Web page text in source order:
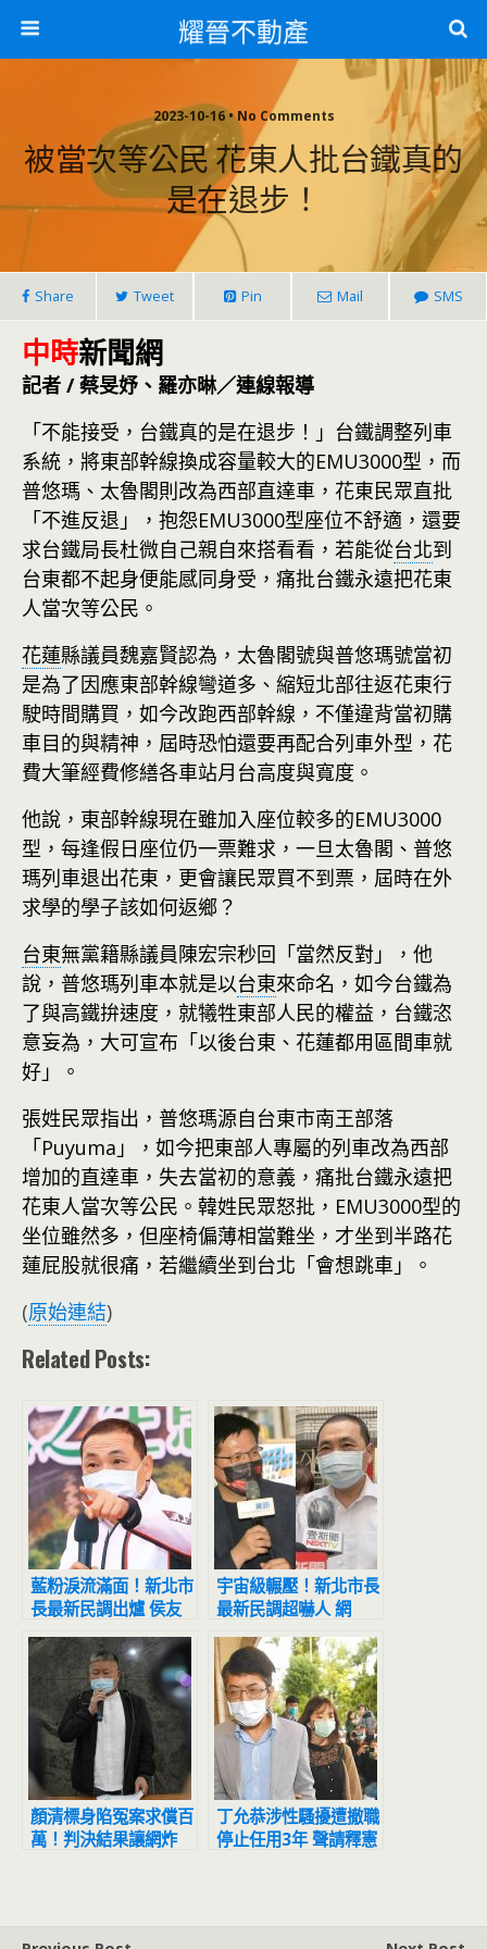
耀晉不動產
2023-10-16 • No Comments
被當次等公民 花東人批台鐵真的
是在退步！
Share Tweet Pin Mail SMS
中時新聞網
記者 / 蔡旻妤、羅亦晽／連線報導
「不能接受，台鐵真的是在退步！」台鐵調整列車
系統，將東部幹線換成容量較大的EMU3000型，而
普悠瑪、太魯閣則改為西部直達車，花東民眾直批
「不進反退」，抱怨EMU3000型座位不舒適，還要
求台鐵局長杜微自己親自來搭看看，若能從台北到
台東都不起身便能感同身受，痛批台鐵永遠把花東
人當次等公民。
花蓮縣議員魏嘉賢認為，太魯閣號與普悠瑪號當初
是為了因應東部幹線彎道多、縮短北部往返花東行
駛時間購買，如今改跑西部幹線，不僅違背當初購
車目的與精神，屆時恐怕還要再配合列車外型，花
費大筆經費修繕各車站月台高度與寬度。
他說，東部幹線現在雖加入座位較多的EMU3000
型，每逢假日座位仍一票難求，一旦太魯閣、普悠
瑪列車退出花東，更會讓民眾買不到票，屆時在外
求學的學子該如何返鄉？
台東無黨籍縣議員陳宏宗秒回「當然反對」，他
說，普悠瑪列車本就是以台東來命名，如今台鐵為
了與高鐵拚速度，就犧牲東部人民的權益，台鐵恣
意妄為，大可宣布「以後台東、花蓮都用區間車就
好」。
張姓民眾指出，普悠瑪源自台東市南王部落
「Puyuma」，如今把東部人專屬的列車改為西部
增加的直達車，失去當初的意義，痛批台鐵永遠把
花東人當次等公民。韓姓民眾怒批，EMU3000型的
坐位雖然多，但座椅偏薄相當難坐，才坐到半路花
蓮屁股就很痛，若繼續坐到台北「會想跳車」。
(原始連結)
Related Posts:
藍粉淚流滿面！新北市
長最新民調出爐 侯友
宜超震撼
宇宙級輾壓！新北市長
最新民調超嚇人 網
驚：滅亡計畫開始
顏清標身陷冤案求償百
萬！判決結果讓網炸
丁允恭涉性騷擾遭撤職
停止任用3年 聲請釋憲